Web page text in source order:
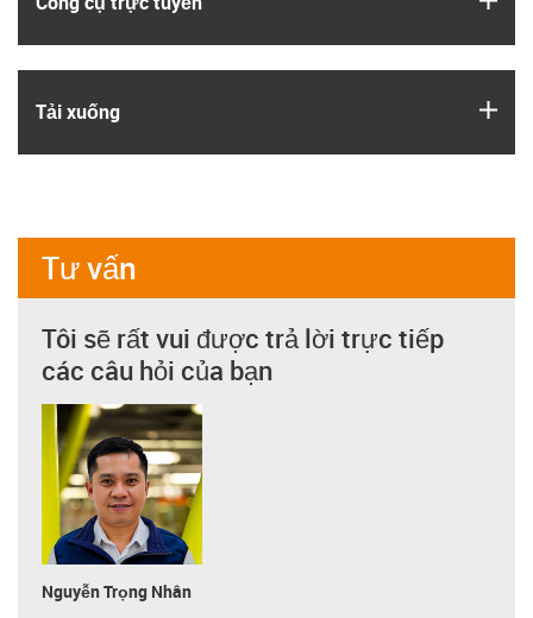
Tải xuống
Tư vấn
Tôi sẽ rất vui được trả lời trực tiếp
các câu hỏi của bạn
Nguyễn Trọng Nhân